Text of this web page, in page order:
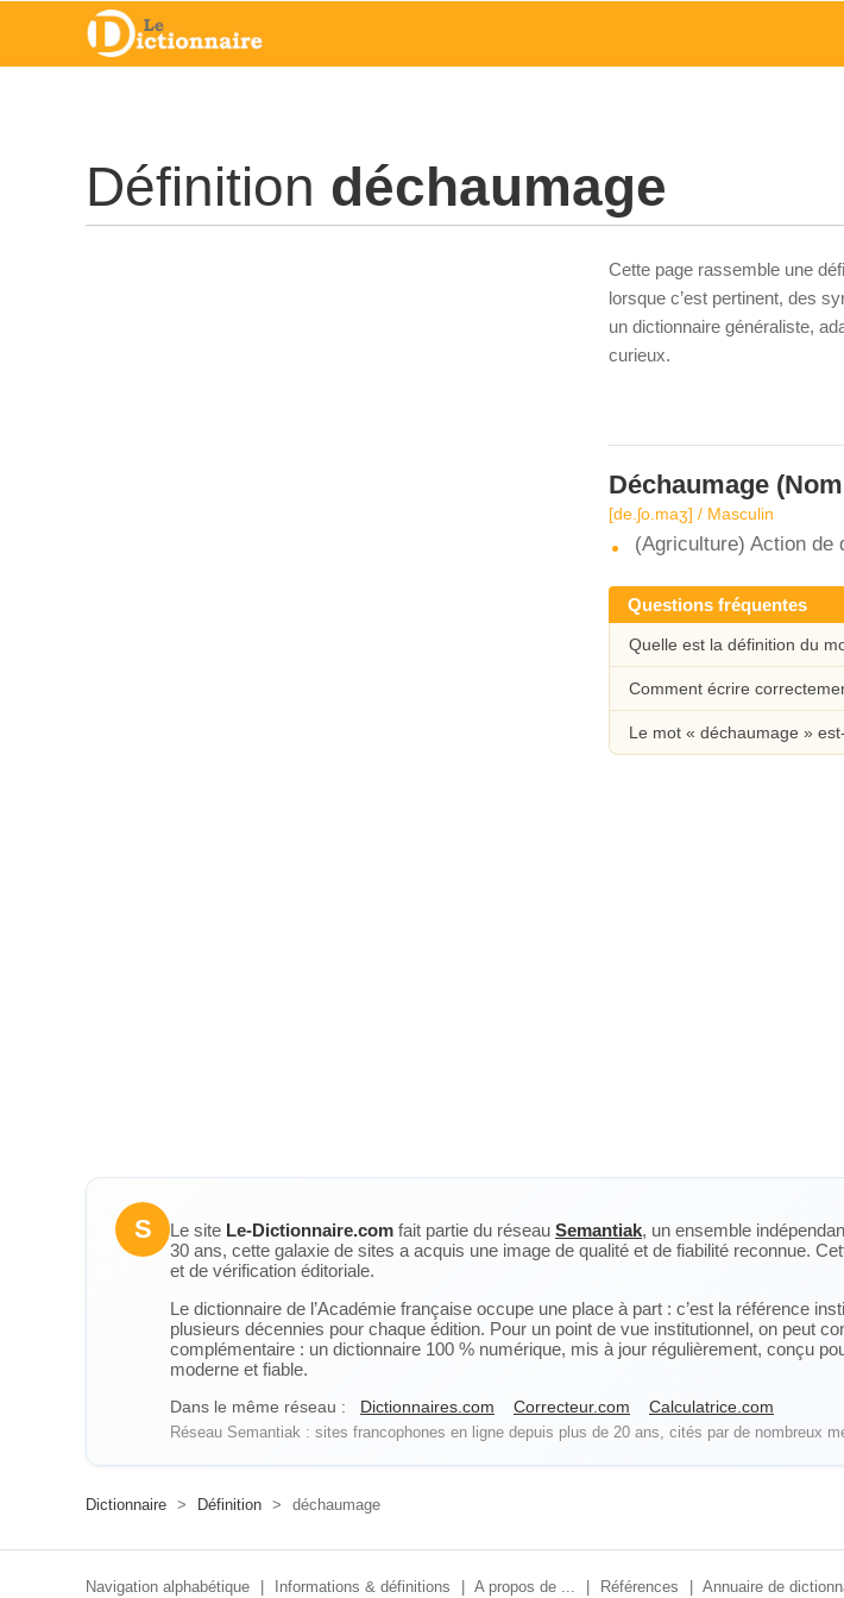
Définition déchaumage
Cette page rassemble une
lorsque c’est pertinent, des
un dictionnaire généraliste,
curieux.
Déchaumage
[de.ʃo.maʒ] / Masculin
(Agriculture) Action de
Questions fréquentes
Quelle est la définition du
Comment écrire
Le mot « déchaumage »
S Le site Le-Dictionnaire.com fait partie du réseau Semantiak, un ensemble
30 ans, cette galaxie de sites a acquis une image de qualité et de fiabilité reconnue.
et de vérification éditoriale.
Le dictionnaire de l’Académie française occupe une place à part : c’est la référence
plusieurs décennies pour chaque édition. Pour un point de vue institutionnel, on peut
complémentaire : un dictionnaire 100 % numérique, mis à jour régulièrement, conçu
moderne et fiable.
Dans le même réseau : Dictionnaires.com Correcteur.com Calculatrice.com
Réseau Semantiak : sites francophones en ligne depuis plus de 20 ans, cités par de nombreux
Dictionnaire > Définition > déchaumage
Navigation alphabétique Informations & définitions A propos de ... Références Annuaire de